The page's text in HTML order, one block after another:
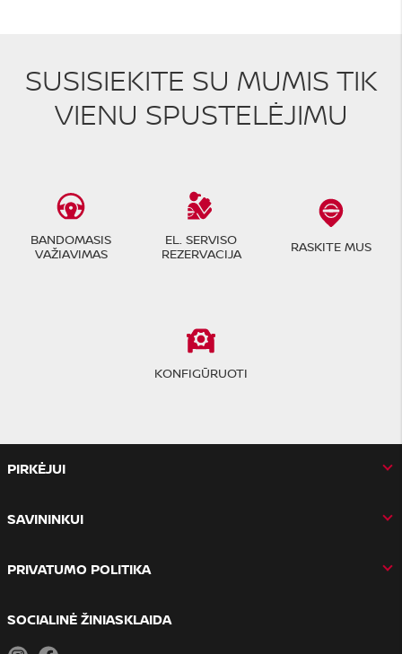
SUSISIEKITE SU MUMIS TIK
VIENU SPUSTELĖJIMU
BANDOMASIS
VAŽIAVIMAS
EL. SERVISO
REZERVACIJA
RASKITE MUS
KONFIGŪRUOTI
PIRKĖJUI
SAVININKUI
PRIVATUMO POLITIKA
SOCIALINĖ ŽINIASKLAIDA